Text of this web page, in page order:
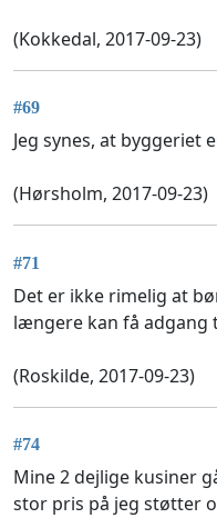
(Kokkedal, 2017-09-23)
#69
Jeg synes, at
(Hørsholm, 2017-09-23)
#71
Det er ikke rimelig at
længere kan få adgang
(Roskilde, 2017-09-23)
#74
Mine 2 dejlige kusiner
stor pris på jeg støtter